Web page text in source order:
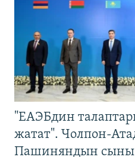
"ЕАЭБдин
жатат". Чолпон-
Пашиняндын сыны